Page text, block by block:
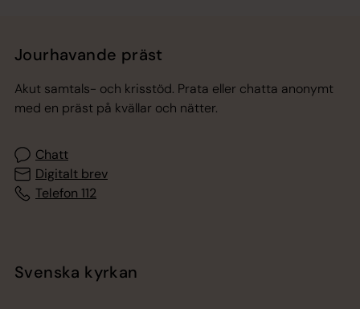
Jourhavande präst
Akut samtals- och krisstöd. Prata eller chatta anonymt
med en präst på kvällar och nätter.
Chatt
Digitalt brev
Telefon 112
Svenska kyrkan